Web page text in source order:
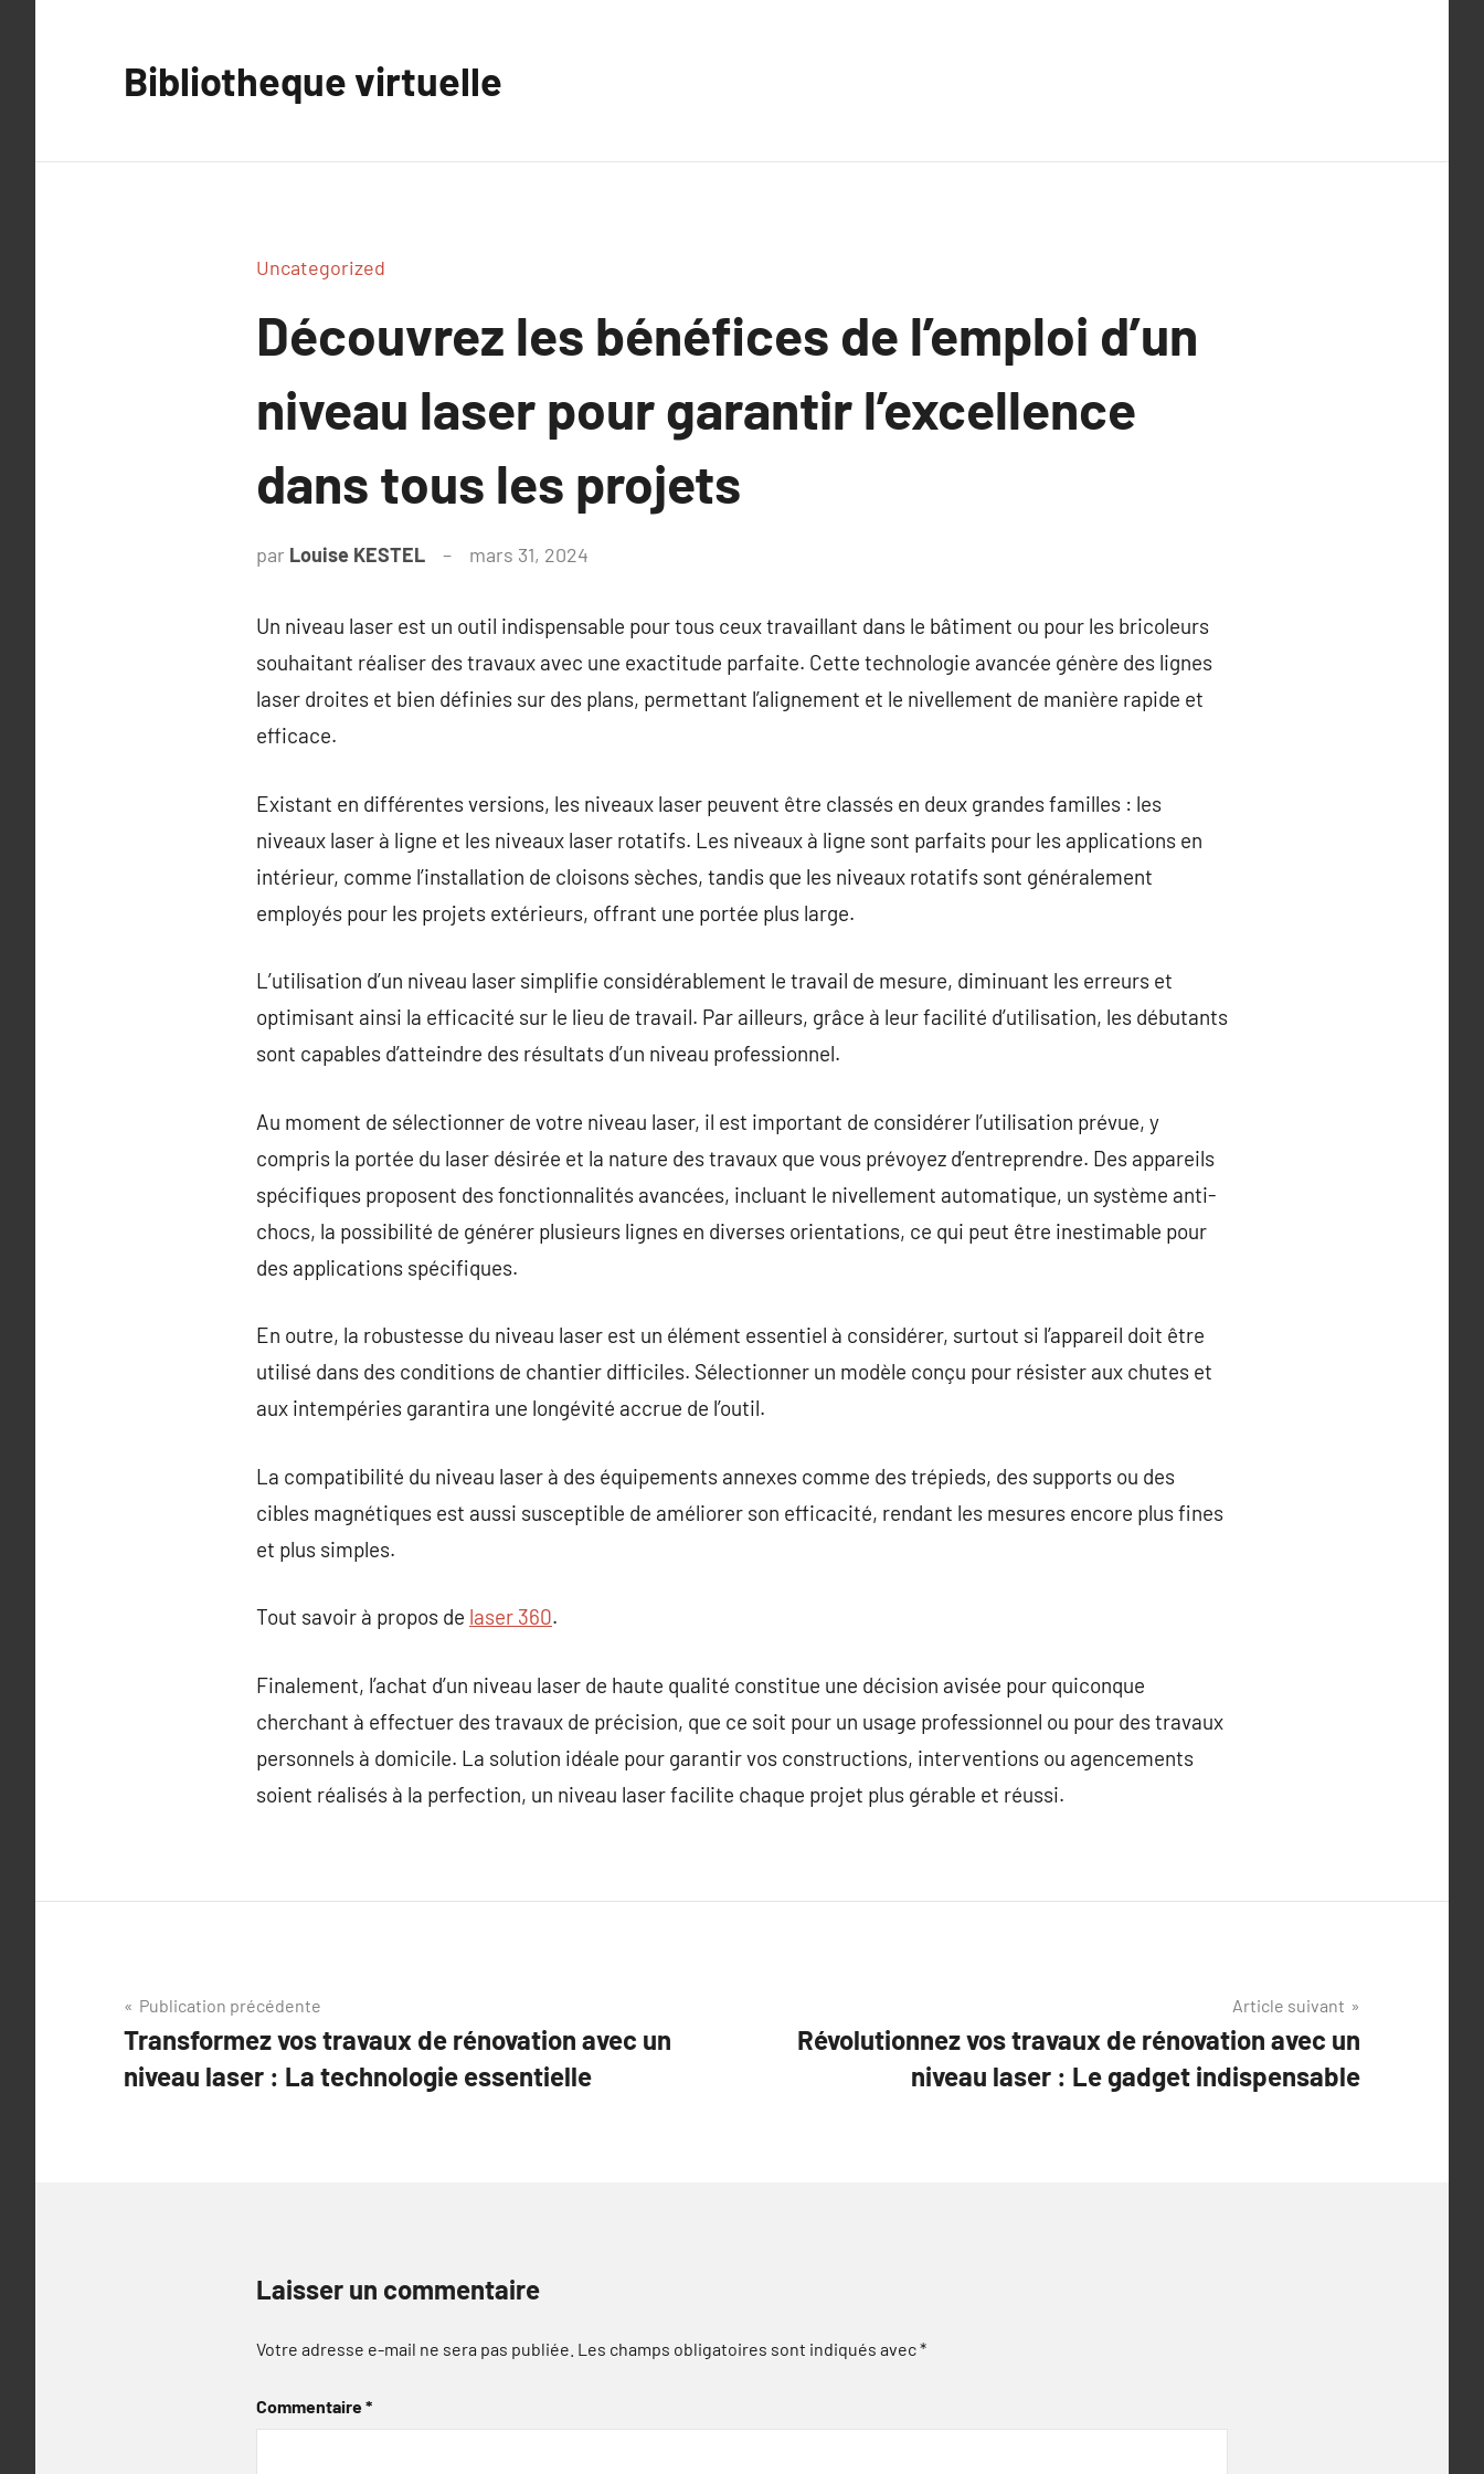
Bibliotheque virtuelle
Uncategorized
Découvrez les bénéfices de l’emploi d’un
niveau laser pour garantir l’excellence
dans tous les projets
par Louise KESTEL mars 31, 2024
Un niveau laser est un outil indispensable pour tous ceux travaillant dans le bâtiment ou pour les bricoleurs
souhaitant réaliser des travaux avec une exactitude parfaite. Cette technologie avancée génère des lignes
laser droites et bien définies sur des plans, permettant l’alignement et le nivellement de manière rapide et
efficace.
Existant en différentes versions, les niveaux laser peuvent être classés en deux grandes familles : les
niveaux laser à ligne et les niveaux laser rotatifs. Les niveaux à ligne sont parfaits pour les applications en
intérieur, comme l’installation de cloisons sèches, tandis que les niveaux rotatifs sont généralement
employés pour les projets extérieurs, offrant une portée plus large.
L’utilisation d’un niveau laser simplifie considérablement le travail de mesure, diminuant les erreurs et
optimisant ainsi la efficacité sur le lieu de travail. Par ailleurs, grâce à leur facilité d’utilisation, les débutants
sont capables d’atteindre des résultats d’un niveau professionnel.
Au moment de sélectionner de votre niveau laser, il est important de considérer l’utilisation prévue, y
compris la portée du laser désirée et la nature des travaux que vous prévoyez d’entreprendre. Des appareils
spécifiques proposent des fonctionnalités avancées, incluant le nivellement automatique, un système anti-
chocs, la possibilité de générer plusieurs lignes en diverses orientations, ce qui peut être inestimable pour
des applications spécifiques.
En outre, la robustesse du niveau laser est un élément essentiel à considérer, surtout si l’appareil doit être
utilisé dans des conditions de chantier difficiles. Sélectionner un modèle conçu pour résister aux chutes et
aux intempéries garantira une longévité accrue de l’outil.
La compatibilité du niveau laser à des équipements annexes comme des trépieds, des supports ou des
cibles magnétiques est aussi susceptible de améliorer son efficacité, rendant les mesures encore plus fines
et plus simples.
Tout savoir à propos de laser 360.
Finalement, l’achat d’un niveau laser de haute qualité constitue une décision avisée pour quiconque
cherchant à effectuer des travaux de précision, que ce soit pour un usage professionnel ou pour des travaux
personnels à domicile. La solution idéale pour garantir vos constructions, interventions ou agencements
soient réalisés à la perfection, un niveau laser facilite chaque projet plus gérable et réussi.
Navigation
de
l’article
Publication précédente
Transformez vos travaux de rénovation avec un
niveau laser : La technologie essentielle
Article suivant
Révolutionnez vos travaux de rénovation avec un
niveau laser : Le gadget indispensable
Laisser un commentaire
Votre adresse e-mail ne sera pas publiée. Les champs obligatoires sont indiqués avec*
Commentaire*